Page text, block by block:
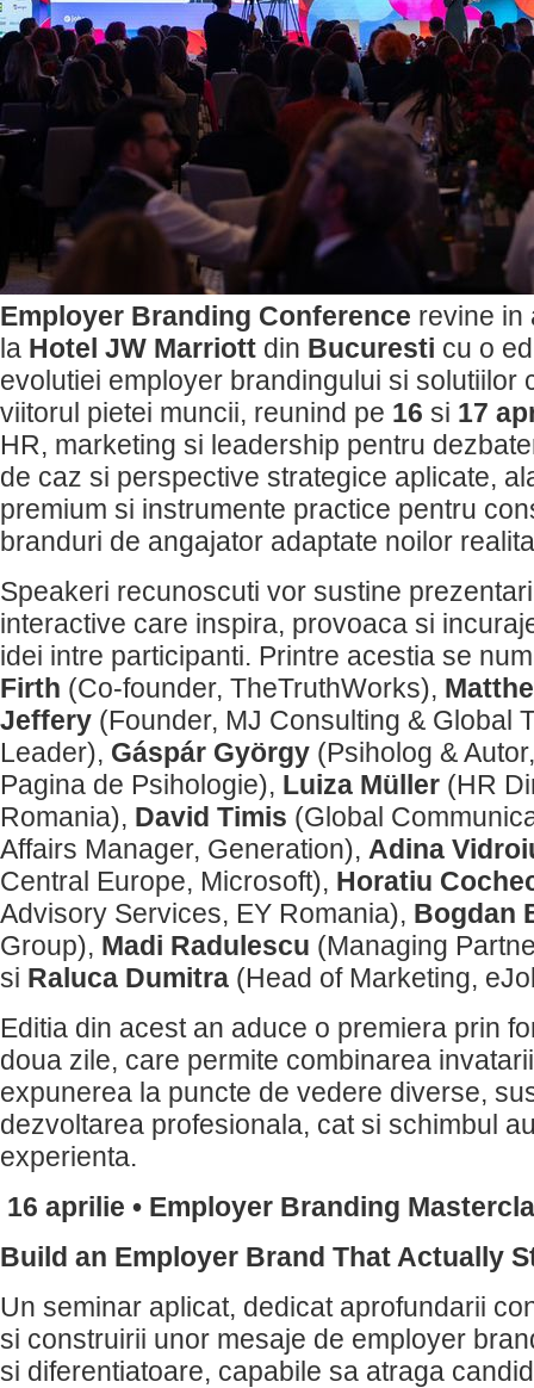
Employer Branding Conference revine in
la Hotel JW Marriott din Bucuresti cu o
evolutiei employer brandingului si solutiilor
viitorul pietei muncii, reunind pe 16 si 17
HR, marketing si leadership pentru
de caz si perspective strategice aplicate,
premium si instrumente practice pentru
branduri de angajator adaptate noilor
Speakeri recunoscuti vor sustine
interactive care inspira, provoaca si
idei intre participanti. Printre acestia se
Firth (Co-founder, TheTruthWorks),
Jeffery (Founder, MJ Consulting & Global
Leader), Gáspár György (Psiholog &
Pagina de Psihologie), Luiza Müller (HR
Romania), David Timis (Global
Affairs Manager, Generation), Adina
Central Europe, Microsoft), Horatiu
Advisory Services, EY Romania), Bogdan
Group), Madi Radulescu (Managing
si Raluca Dumitra (Head of Marketing,
Editia din acest an aduce o premiera prin
doua zile, care permite combinarea
expunerea la puncte de vedere diverse,
dezvoltarea profesionala, cat si schimbul
experienta.
16 aprilie • Employer Branding
Build an Employer Brand That Actually
Un seminar aplicat, dedicat aprofundarii
si construirii unor mesaje de employer
si diferentiatoare, capabile sa atraga